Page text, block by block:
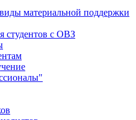
материальной поддержки
студентов с ОВЗ